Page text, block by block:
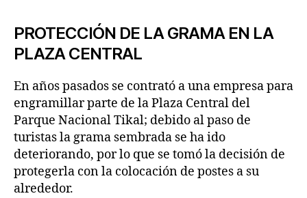
PROTECCIÓN DE LA GRAMA EN LA
PLAZA CENTRAL
En años pasados se contrató a una empresa para
engramillar parte de la Plaza Central del
Parque Nacional Tikal; debido al paso de
turistas la grama sembrada se ha ido
deteriorando, por lo que se tomó la decisión de
protegerla con la colocación de postes a su
alrededor.